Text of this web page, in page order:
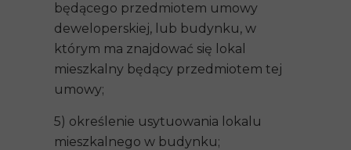
będącego przedmiotem umowy
deweloperskiej, lub budynku, w
którym ma znajdować się lokal
mieszkalny będący przedmiotem tej
umowy;
5) określenie usytuowania lokalu
mieszkalnego w budynku;